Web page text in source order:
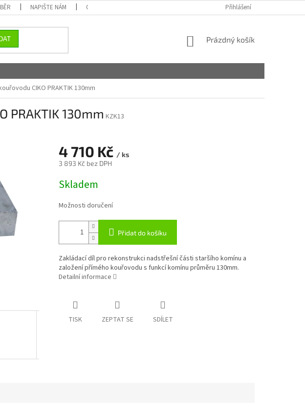
NAPIŠTE NÁM OBCHODNÍ PODMÍNKY PODMÍNKY OCHRANY OSOBNÍCH ÚDAJŮ
Přihlášení
NÁKUPNÍ
Prázdný košík
CIKO PRAKTIK 130mm
PRAKTIK 130mm KZK13
4 710 Kč / ks
3 893 Kč bez DPH
cena:
Skladem
Možnosti doručení
Přidat do košíku
Zakládací díl pro rekonstrukci nadstřešní části staršího komínu a
založení přímého kouřovodu s funkcí komínu průměru 130mm.
Detailní informace
TISK ZEPTAT SE SDÍLET